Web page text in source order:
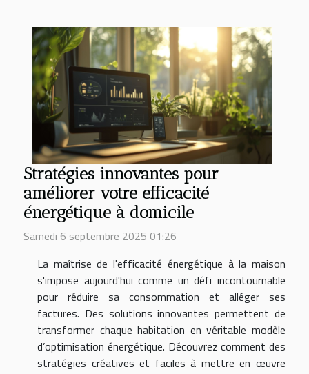
Stratégies innovantes pour
améliorer votre efficacité
énergétique à domicile
Samedi 6 septembre 2025 01:26
La maîtrise de l'efficacité énergétique à la maison
s'impose aujourd'hui comme un défi incontournable
pour réduire sa consommation et alléger ses
factures. Des solutions innovantes permettent de
transformer chaque habitation en véritable modèle
d’optimisation énergétique. Découvrez comment des
stratégies créatives et faciles à mettre en œuvre